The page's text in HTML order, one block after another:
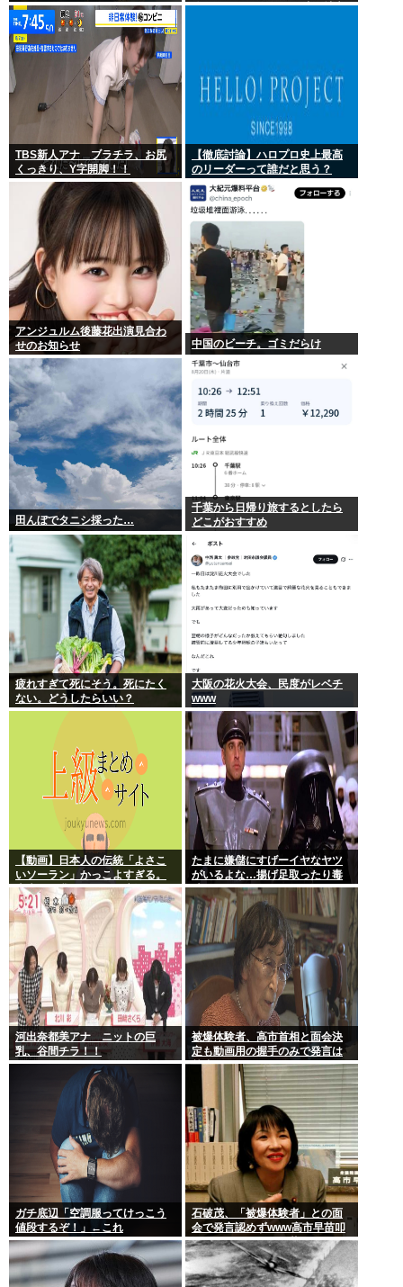
迫してしまう 」…この流れ地方
TBS新人アナ ブラチラ、お尻
くっきり、Y字開脚！！
【徹底討論】ハロプロ史上最高
のリーダーって誰だと思う？
アンジュルム後藤花出演見合わ
せのお知らせ
中国のビーチ。ゴミだらけ
田んぼでタニシ採った…
千葉から日帰り旅するとしたら
どこがおすすめ
疲れすぎて死にそう。死にたく
ない。どうしたらいい？
大阪の花火大会、民度がレベチ
www
【動画】日本人の伝統「よさこ
いソーラン」かっこよすぎる。
古来から我々のDNAに刻まれた
踊り
たまに嫌儲にすげーイヤなヤツ
がいるよな…揚げ足取ったり毒
吐いたり…
河出奈都美アナ ニットの巨
乳、谷間チラ！！
被爆体験者、高市首相と面会決
定も動画用の握手のみで発言は
禁止www
ガチ底辺「空調服ってけっこう
値段するぞ！」←これ
石破茂、「被爆体験者」との面
会で発言認めずwww高市早苗叩
いてたケンモメンは革肉なもん
だねえ～w